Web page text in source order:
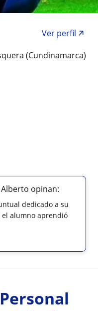
Ver perfil
(Cundinamarca)
opinan:
alumno aprendió